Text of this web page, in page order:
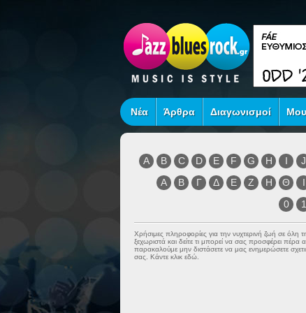
Νέα Άρθρα Διαγωνισμοί
A B C D E F G H I J
Α
Β Γ Δ Ε Ζ Η Θ Ι
0
1
Χρήσιμες πληροφορίες για την νυχτερινή ζωή σε όλη
ξεχωριστά και δείτε τι μπορεί να σας προσφέρει
παρακαλούμε μην διστάσετε να μας ενημερώσετε
σας. Κάντε κλικ εδώ.